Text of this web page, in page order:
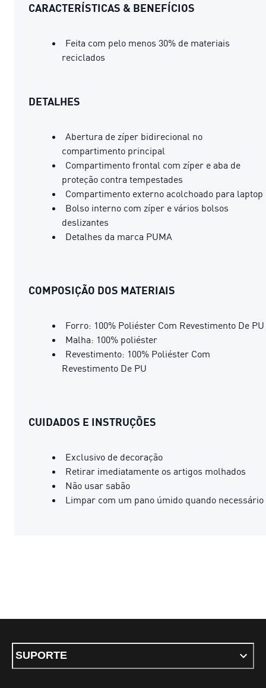
CARACTERÍSTICAS & BENEFÍCIOS
Feita com pelo menos 30% de materiais
reciclados
DETALHES
Abertura de zíper bidirecional no
compartimento principal
Compartimento frontal com zíper e aba de
proteção contra tempestades
Compartimento externo acolchoado para laptop
Bolso interno com zíper e vários bolsos
deslizantes
Detalhes da marca PUMA
COMPOSIÇÃO DOS MATERIAIS
Forro: 100% Poliéster Com Revestimento De PU
Malha: 100% poliéster
Revestimento: 100% Poliéster Com
Revestimento De PU
CUIDADOS E INSTRUÇÕES
Exclusivo de decoração
Retirar imediatamente os artigos molhados
Não usar sabão
Limpar com um pano úmido quando necessário
SUPORTE